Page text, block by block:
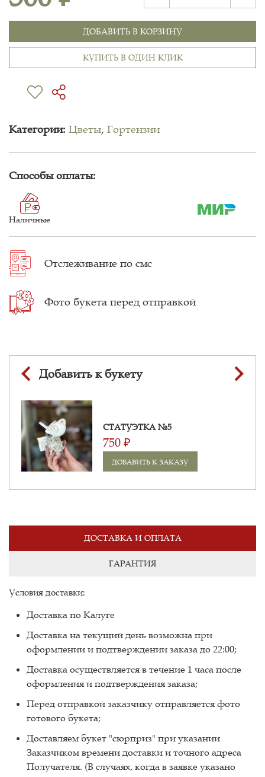
ДОБАВИТЬ В КОРЗИНУ
КУПИТЬ В ОДИН КЛИК
Категории: Цветы, Гортензии
Способы оплаты:
Наличные
Отслеживание по смс
Фото букета перед отправкой
Добавить к букету
СТАТУЭТКА №5
750 ₽
ДОБАВИТЬ К ЗАКАЗУ
ГАРАНТИЯ
ДОСТАВКА И ОПЛАТА
Условия доставки:
Доставка по Калуге
Доставка на текущий день возможна при
оформлении и подтверждении заказа до 22:00;
Доставка осуществляется в течение 1 часа после
оформления и подтверждения заказа;
Перед отправкой заказчику отправляется фото
готового букета;
Доставляем букет "сюрприз" при указании
Заказчиком времени доставки и точного адреса
Получателя. (В случаях, когда в заявке указано